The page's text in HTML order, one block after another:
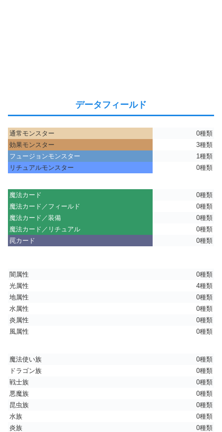
データフィールド
通常モンスター
0種類
効果モンスター
3種類
フュージョンモンスター
1種類
リチュアルモンスター
0種類
魔法カード
0種類
魔法カード／フィールド
0種類
魔法カード／装備
0種類
魔法カード／リチュアル
0種類
罠カード
0種類
闇属性
0種類
光属性
4種類
地属性
0種類
水属性
0種類
炎属性
0種類
風属性
0種類
魔法使い族
0種類
ドラゴン族
0種類
戦士族
0種類
悪魔族
0種類
昆虫族
0種類
水族
0種類
炎族
0種類